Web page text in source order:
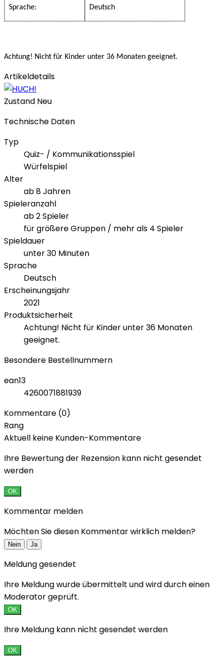
Sprache: Deutsch
Achtung! Nicht für Kinder unter 36 Monaten geeignet.
Artikeldetails
Zustand Neu
Technische Daten
Typ
Quiz- / Kommunikationsspiel
Würfelspiel
Alter
ab 8 Jahren
Spieleranzahl
ab 2 Spieler
für größere Gruppen / mehr als 4 Spieler
Spieldauer
unter 30 Minuten
Sprache
Deutsch
Erscheinungsjahr
2021
Produktsicherheit
Achtung! Nicht für Kinder unter 36 Monaten
geeignet.
Besondere Bestellnummern
ean13
4260071881939
Kommentare (0)
Rang
Aktuell keine Kunden-Kommentare
Ihre Bewertung der Rezension kann nicht gesendet
werden
OK
Kommentar melden
Möchten Sie diesen Kommentar wirklich melden?
Nein Ja
Meldung gesendet
Ihre Meldung wurde übermittelt und wird durch einen
Moderator geprüft.
OK
Ihre Meldung kann nicht gesendet werden
OK